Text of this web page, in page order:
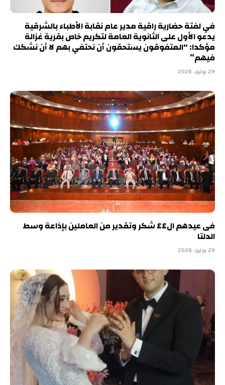
في لفتة حضارية راقية مدير عام نقابة الأطباء بالشرقية
يدعو الأول على الثانوية العامة لتكريم خاص بقرية غزالة
مؤكدا: “المتفوقون يستحقون أن نحتفي بهم لا أن نشكك
فيهم”
29 يوليو، 2026
فى عيدهم ال٤٤ شكر وتقدير من العاملين بإذاعة وسط
الدلتا
29 يوليو، 2026